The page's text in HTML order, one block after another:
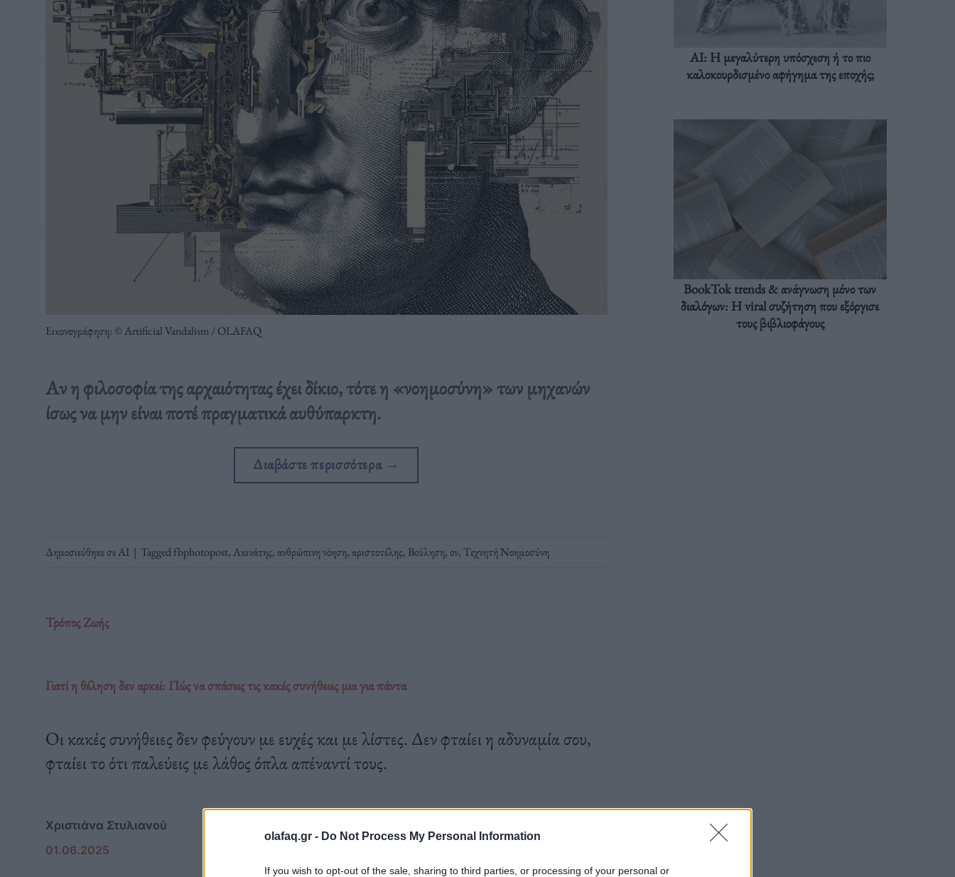
olafaq.gr - Do Not Process My Personal Information
If you wish to opt-out of the sale, sharing to third parties, or processing of your personal or
Εικονογράφηση: © Artificial Vandalism / OLAFAQ
Αν η φιλοσοφία της αρχαιότητας έχει δίκιο, τότε η «νοημοσύνη» των μηχανών
ίσως να μην είναι ποτέ πραγματικά αυθύπαρκτη.
Διαβάστε περισσότερα →
Δημοσιεύθηκε σεΑΙ | Taggedfbphotopost,Ακινάτης,ανθρώπινη νόηση,αριστοτέλης, Βούληση,ον, Τεχνητή Νοημοσύνη
Τρόπος Ζωής
Γιατί η θέληση δεν αρκεί: Πώς να σπάσεις τις κακές συνήθειες μια για πάντα
Οι κακές συνήθειες δεν φεύγουν με ευχές και με λίστες. Δεν φταίει η αδυναμία σου,
φταίει το ότι παλεύεις με λάθος όπλα απέναντί τους.
Χριστιάνα Στυλιανού
01.06.2025
AI: Η μεγαλύτερη υπόσχεση ή το πιο
καλοκουρδισμένο αφήγημα της εποχής;
BookTok trends & ανάγνωση μόνο των
διαλόγων: Η viral συζήτηση που εξόργισε
τους βιβλιοφάγους